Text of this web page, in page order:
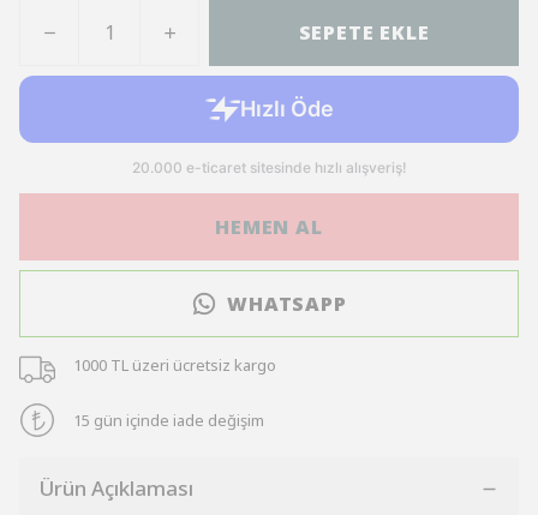
SEPETE EKLE
HEMEN AL
WHATSAPP
1000 TL üzeri ücretsiz kargo
15 gün içinde iade değişim
Ürün Açıklaması